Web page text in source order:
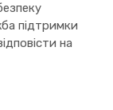
підтримки
на